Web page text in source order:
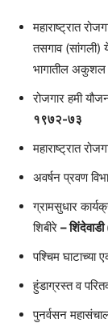
महाराष्ट्रात
तसगाव (सांगली)
भागातील अकुशल
रोजगार हमी
१९७२-७३
महाराष्ट्रात
अवर्षन प्रवण
ग्रामसुधार
शिबीरे –
पश्चिम घाटाच्या
हुंडाग्रस्त व
पुनर्वसन